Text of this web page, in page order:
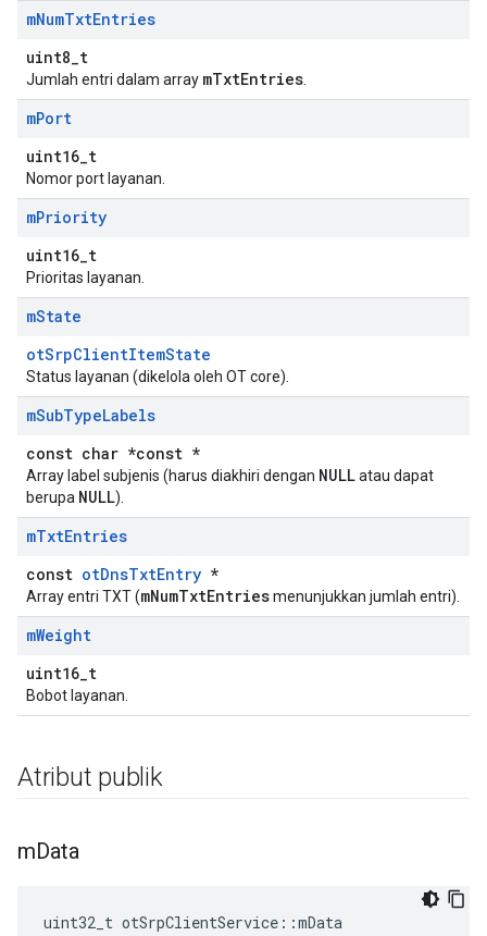
mNumTxtEntries
uint8_t
Jumlah entri dalam array mTxtEntries
mPort
uint16_t
Nomor port layanan.
mPriority
uint16_t
Prioritas layanan.
mState
otSrpClientItemState
Status layanan (dikelola oleh OT core).
mSubTypeLabels
const char *const *
Array label subjenis (harus diakhiri dengan NULLatau dapat
berupa NULL).
mTxtEntries
const otDnsTxtEntry *
Array entri TXT (mNumTxtEntriesmenunjukkan jumlah entri).
mWeight
uint16_t
Bobot layanan.
Atribut publik
mData
uint32_t otSrpClientService ::mData